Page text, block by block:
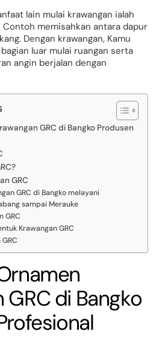
lain mulai krawangan ialah
Contoh memisahkan antara dapur
Dengan krawangan, Kamu
luar mulai ruangan serta
angin berjalan dengan
GRC di Bangko Produsen
GRC
GRC di Bangko melayani
sampai Merauke
GRC
Krawangan GRC
GRC di Bangko